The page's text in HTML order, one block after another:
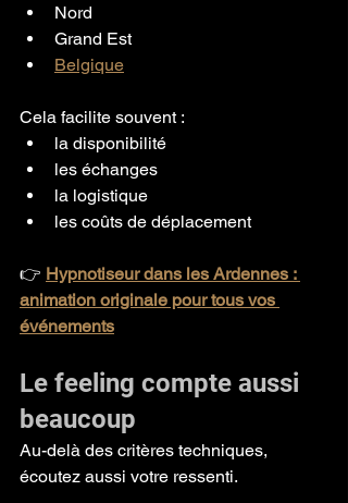
Nord
Grand Est
Belgique
Cela facilite souvent :
la disponibilité
les échanges
la logistique
les coûts de déplacement
👉 Hypnotiseur dans les Ardennes :
animation originale pour tous vos
événements
Le feeling compte aussi
beaucoup
Au-delà des critères techniques,
écoutez aussi votre ressenti.